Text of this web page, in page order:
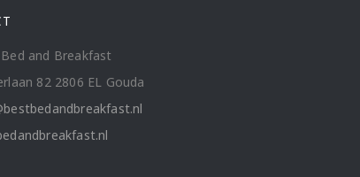
and Breakfast
82 2806 EL Gouda